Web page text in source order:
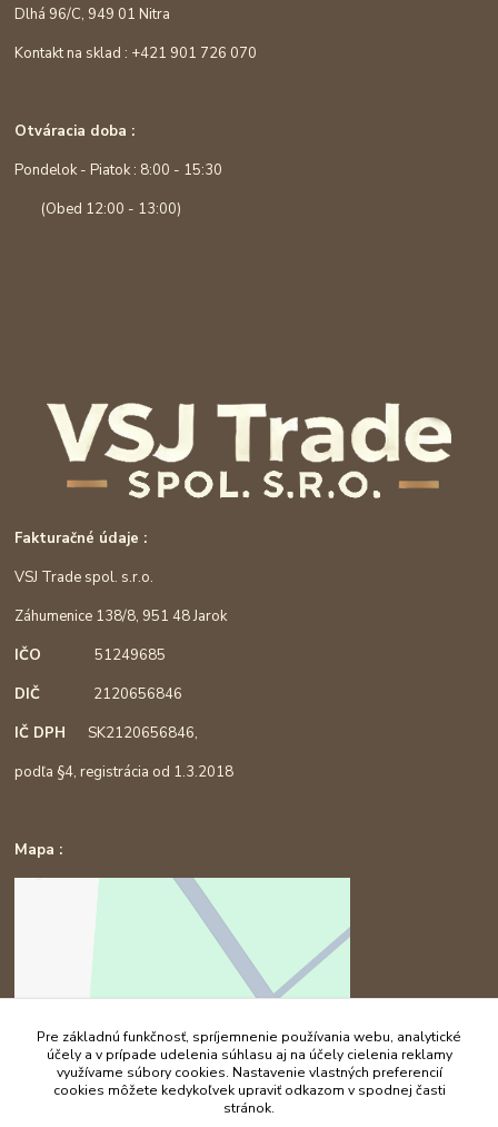
Dlhá 96/C, 949 01 Nitra
Kontakt na sklad : +421 901 726 070
Otváracia doba :
Pondelok - Piatok : 8:00 - 15:30
(Obed 12:00 - 13:00)
Fakturačné údaje :
VSJ Trade spol. s.r.o.
Záhumenice 138/8, 951 48 Jarok
IČO51249685
DIČ 2120656846
IČ DPHSK2120656846,
podľa §4, registrácia od 1.3.2018
Mapa :
Pre základnú funkčnosť, spríjemnenie používania webu, analytické
účely a v prípade udelenia súhlasu aj na účely cielenia reklamy
využívame súbory cookies. Nastavenie vlastných preferencií
cookies môžete kedykoľvek upraviť odkazom v spodnej časti
stránok.